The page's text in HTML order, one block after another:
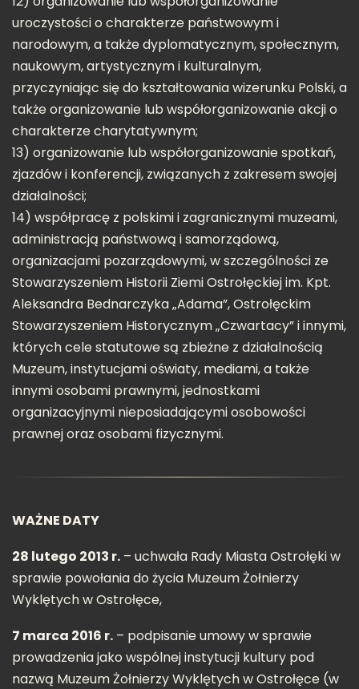
uroczystości o charakterze państwowym i
narodowym, a także dyplomatycznym, społecznym,
naukowym, artystycznym i kulturalnym,
przyczyniając się do kształtowania wizerunku Polski, a
także organizowanie lub współorganizowanie akcji o
charakterze charytatywnym;
13) organizowanie lub współorganizowanie spotkań,
zjazdów i konferencji, związanych z zakresem swojej
działalności;
14) współpracę z polskimi i zagranicznymi muzeami,
administracją państwową i samorządową,
organizacjami pozarządowymi, w szczególności ze
Stowarzyszeniem Historii Ziemi Ostrołęckiej im. Kpt.
Aleksandra Bednarczyka „Adama”, Ostrołęckim
Stowarzyszeniem Historycznym „Czwartacy” i innymi,
których cele statutowe są zbieżne z działalnością
Muzeum, instytucjami oświaty, mediami, a także
innymi osobami prawnymi, jednostkami
organizacyjnymi nieposiadającymi osobowości
prawnej oraz osobami fizycznymi.
WAŻNE DATY
28 lutego 2013 r. – uchwała Rady Miasta Ostrołęki w
sprawie powołania do życia Muzeum Żołnierzy
Wyklętych w Ostrołęce,
7 marca 2016 r. – podpisanie umowy w sprawie
prowadzenia jako wspólnej instytucji kultury pod
nazwą Muzeum Żołnierzy Wyklętych w Ostrołęce (w